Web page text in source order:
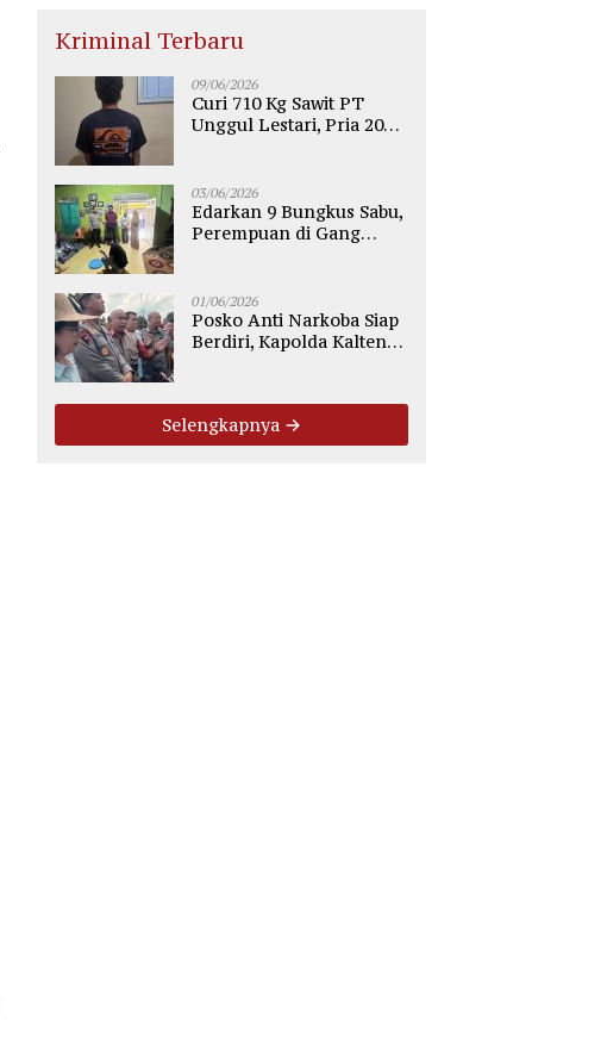
Kriminal Terbaru
09/06/2026
Curi 710 Kg Sawit PT
Unggul Lestari, Pria 20
03/06/2026
Edarkan 9 Bungkus Sabu,
Perempuan di Gang
01/06/2026
Posko Anti Narkoba Siap
Berdiri, Kapolda Kalteng:
Palangka Raya
Selengkapnya